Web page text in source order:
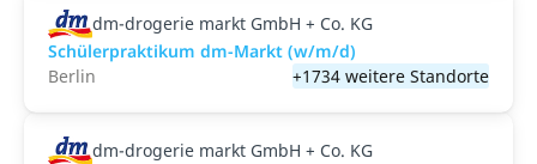
dm-drogerie markt GmbH + Co. KG
Schülerpraktikum dm-Markt (w/m/d)
Berlin
+1734 weitere Standorte
dm-drogerie markt GmbH + Co. KG